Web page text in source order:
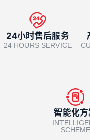
24小时售后服务
24 HOURS SERVICE
智能化方
SCHEME